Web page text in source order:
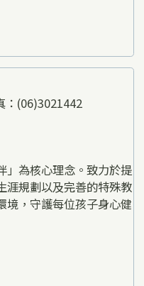
：(06)3021442
」為核心理念。致力於提
涯規劃以及完善的特殊教
境，守護每位孩子身心健